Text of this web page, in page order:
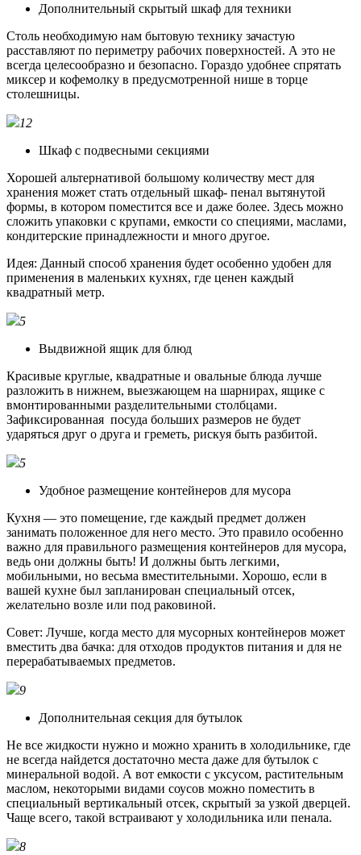
Дополнительный скрытый шкаф для техники
Столь необходимую нам бытовую технику зачастую
расставляют по периметру рабочих поверхностей. А это не
всегда целесообразно и безопасно. Гораздо удобнее спрятать
миксер и кофемолку в предусмотренной нише в торце
столешницы.
12
Шкаф с подвесными секциями
Хорошей альтернативой большому количеству мест для
хранения может стать отдельный шкаф- пенал вытянутой
формы, в котором поместится все и даже более. Здесь можно
сложить упаковки с крупами, емкости со специями, маслами,
кондитерские принадлежности и много другое.
Идея: Данный способ хранения будет особенно удобен для
применения в маленьких кухнях, где ценен каждый
квадратный метр.
5
Выдвижной ящик для блюд
Красивые круглые, квадратные и овальные блюда лучше
разложить в нижнем, выезжающем на шарнирах, ящике с
вмонтированными разделительными столбцами.
Зафиксированная посуда больших размеров не будет
ударяться друг о друга и греметь, рискуя быть разбитой.
5
Удобное размещение контейнеров для мусора
Кухня — это помещение, где каждый предмет должен
занимать положенное для него место. Это правило особенно
важно для правильного размещения контейнеров для мусора,
ведь они должны быть! И должны быть легкими,
мобильными, но весьма вместительными. Хорошо, если в
вашей кухне был запланирован специальный отсек,
желательно возле или под раковиной.
Совет: Лучше, когда место для мусорных контейнеров может
вместить два бачка: для отходов продуктов питания и для не
перерабатываемых предметов.
9
Дополнительная секция для бутылок
Не все жидкости нужно и можно хранить в холодильнике, где
не всегда найдется достаточно места даже для бутылок с
минеральной водой. А вот емкости с уксусом, растительным
маслом, некоторыми видами соусов можно поместить в
специальный вертикальный отсек, скрытый за узкой дверцей.
Чаще всего, такой встраивают у холодильника или пенала.
8